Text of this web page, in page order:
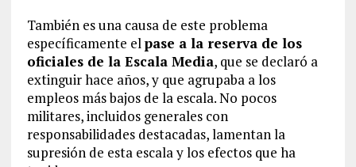
También es una causa de este problema
específicamente elpase a la reserva de los
oficiales de la Escala Media, que se declaró a
extinguir hace años, y que agrupaba a los
empleos más bajos de la escala. No pocos
militares, incluidos generales con
responsabilidades destacadas, lamentan la
supresión de esta escala y los efectos que ha